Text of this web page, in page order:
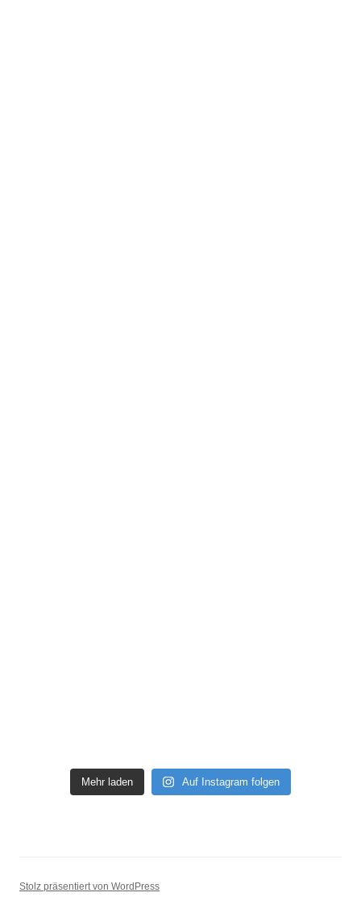
Mehr laden Auf Instagram folgen
Stolz präsentiert von WordPress